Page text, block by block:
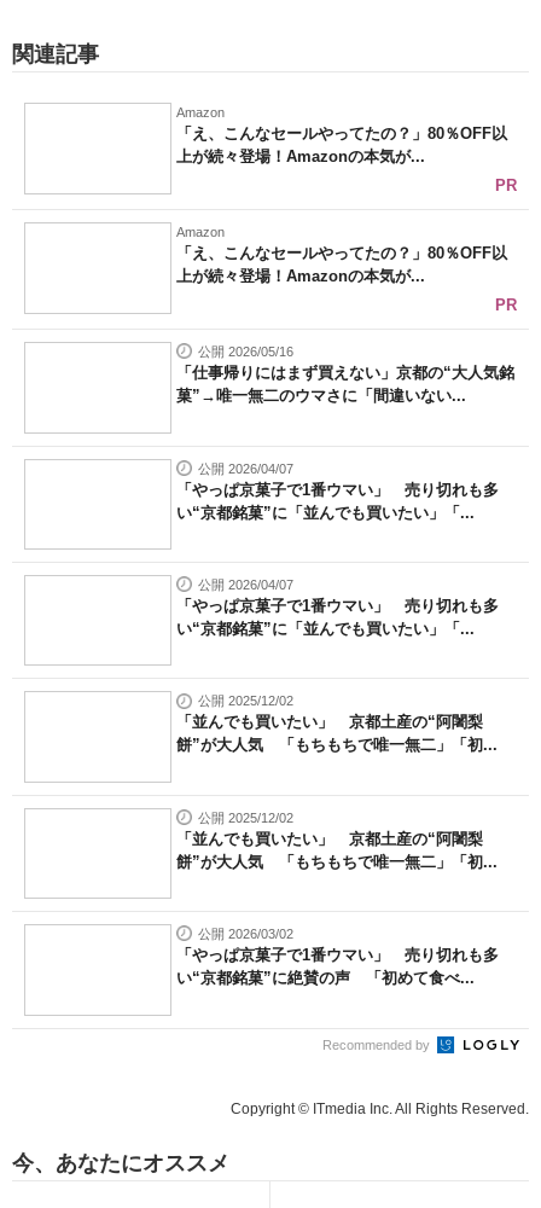
関連記事
Amazon
「え、こんなセールやってたの？」80％OFF以
上が続々登場！Amazonの本気が...
PR
Amazon
「え、こんなセールやってたの？」80％OFF以
上が続々登場！Amazonの本気が...
PR
公開 2026/05/16
「仕事帰りにはまず買えない」京都の“大人気銘
菓”→唯一無二のウマさに「間違いない...
公開 2026/04/07
「やっぱ京菓子で1番ウマい」 売り切れも多
い“京都銘菓”に「並んでも買いたい」「...
公開 2026/04/07
「やっぱ京菓子で1番ウマい」 売り切れも多
い“京都銘菓”に「並んでも買いたい」「...
公開 2025/12/02
「並んでも買いたい」 京都土産の“阿闍梨
餅”が大人気 「もちもちで唯一無二」「初...
公開 2025/12/02
「並んでも買いたい」 京都土産の“阿闍梨
餅”が大人気 「もちもちで唯一無二」「初...
公開 2026/03/02
「やっぱ京菓子で1番ウマい」 売り切れも多
い“京都銘菓”に絶賛の声 「初めて食べ...
Recommended by
Copyright © ITmedia Inc. All Rights Reserved.
今、あなたにオススメ